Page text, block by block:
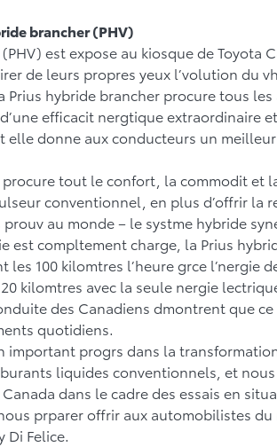
brancher (PHV)
est expose au kiosque de Toyota
de leurs propres yeux l’volution du
Prius hybride brancher procure tous
efficacit nergtique extraordinaire
elle donne aux conducteurs un
tout le confort, la commodit et
conventionnel, en plus d’offrir la
au monde – le systme hybride
est compltement charge, la Prius
les 100 kilomtres l’heure grce l’nergie
kilomtres avec la seule nergie
des Canadiens dmontrent que
quotidiens.
important progrs dans la
liquides conventionnels, et
dans le cadre des essais en
prparer offrir aux automobilistes
Di Felice.